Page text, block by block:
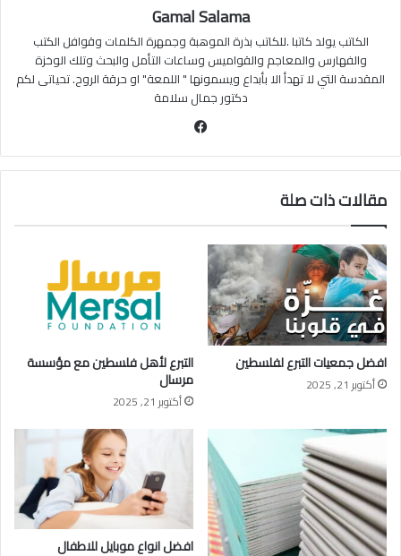
Gamal Salama
الكاتب يولد كاتبا .للكاتب بذرة الموهبة وجمهرة الكلمات وقوافل الكتب
والفهارس والمعاجم والقواميس وساعات التأمل والبحث وتلك الوخزة
المقدسة التي لا تهدأ الا بأبداع ويسمونها " اللمعة" او حرقة الروح. تحياتى لكم
دكتور جمال سلامة
مقالات ذات صلة
افضل جمعيات التبرع لفلسطين
أكتوبر 21, 2025
التبرع لأهل فلسطين مع مؤسسة
مرسال
أكتوبر 21, 2025
افضل انواع موبايل للاطفال